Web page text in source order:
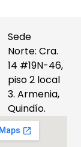
Sede
Norte: Cra.
14 #19N-46,
piso 2 local
3. Armenia,
Quindío.